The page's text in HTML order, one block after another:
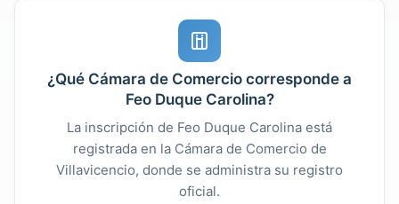
¿Qué Cámara de Comercio corresponde a
Feo Duque Carolina?
La inscripción de Feo Duque Carolina está
registrada en la Cámara de Comercio de
Villavicencio, donde se administra su registro
oficial.